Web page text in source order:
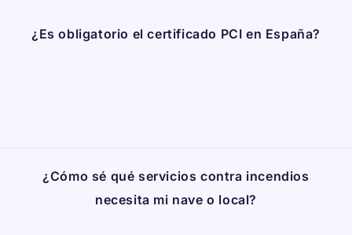
¿Es obligatorio el certificado PCI en España?
¿Cómo sé qué servicios contra incendios
necesita mi nave o local?